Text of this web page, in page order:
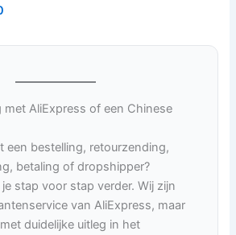
met AliExpress of een Chinese
een bestelling, retourzending,
betaling of dropshipper?
stap voor stap verder. Wij zijn
van AliExpress, maar
duidelijke uitleg in het